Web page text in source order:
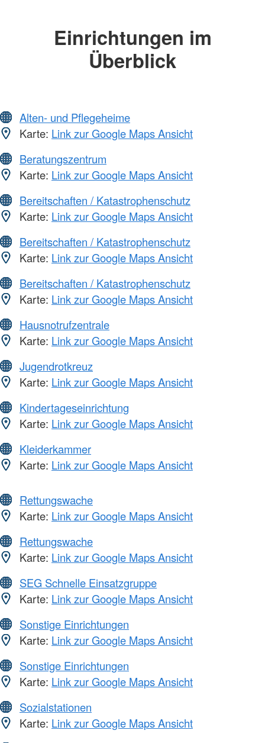
Einrichtungen im
Überblick
Alten- und Pflegeheime
Karte: Link zur Google Maps Ansicht
Beratungszentrum
Karte: Link zur Google Maps Ansicht
Bereitschaften / Katastrophenschutz
Karte: Link zur Google Maps Ansicht
Bereitschaften / Katastrophenschutz
Karte: Link zur Google Maps Ansicht
Bereitschaften / Katastrophenschutz
Karte: Link zur Google Maps Ansicht
Hausnotrufzentrale
Karte: Link zur Google Maps Ansicht
Jugendrotkreuz
Karte: Link zur Google Maps Ansicht
Kindertageseinrichtung
Karte: Link zur Google Maps Ansicht
Kleiderkammer
Karte: Link zur Google Maps Ansicht
Rettungswache
Karte: Link zur Google Maps Ansicht
Rettungswache
Karte: Link zur Google Maps Ansicht
SEG Schnelle Einsatzgruppe
Karte: Link zur Google Maps Ansicht
Sonstige Einrichtungen
Karte: Link zur Google Maps Ansicht
Sonstige Einrichtungen
Karte: Link zur Google Maps Ansicht
Sozialstationen
Karte: Link zur Google Maps Ansicht